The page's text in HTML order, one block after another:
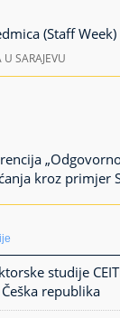
(Staff Week)
SARAJEVU
kroz primjer
studije
republika